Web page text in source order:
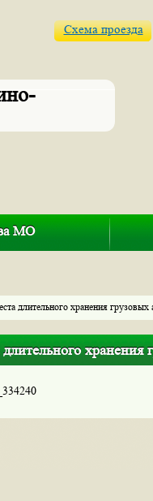
Схема проезда
МО
длительного хранения грузовых
хранения